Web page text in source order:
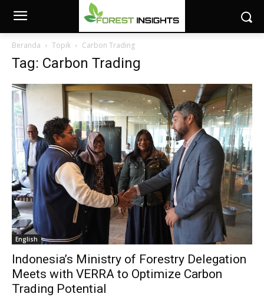
Beranda Topik Carbon Trading
Tag: Carbon Trading
English
Indonesia’s Ministry of Forestry Delegation
Meets with VERRA to Optimize Carbon
Trading Potential